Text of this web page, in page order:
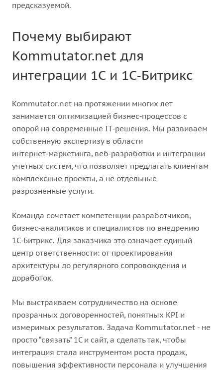
предсказуемой.
Почему выбирают
Kommutator.net для
интеграции 1С и 1С‑Битрикс
Kommutator.net на протяжении многих лет
занимается оптимизацией бизнес‑процессов с
опорой на современные IT‑решения. Мы развиваем
собственную экспертизу в области
интернет‑маркетинга, веб‑разработки и интеграции
учетных систем, что позволяет предлагать клиентам
комплексные проекты, а не отдельные
разрозненные услуги.
Команда сочетает компетенции разработчиков,
бизнес‑аналитиков и специалистов по внедрению
1С‑Битрикс. Для заказчика это означает единый
центр ответственности: от проектирования
архитектуры до регулярного сопровождения и
доработок.
Мы выстраиваем сотрудничество на основе
прозрачных договоренностей, понятных KPI и
измеримых результатов. Задача Kommutator.net - не
просто “связать” 1С и сайт, а сделать так, чтобы
интеграция стала инструментом роста продаж,
повышения эффективности персонала и улучшения